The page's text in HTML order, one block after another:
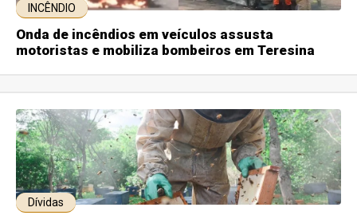
INCÊNDIO
Onda de incêndios em veículos assusta
motoristas e mobiliza bombeiros em Teresina
Dívidas